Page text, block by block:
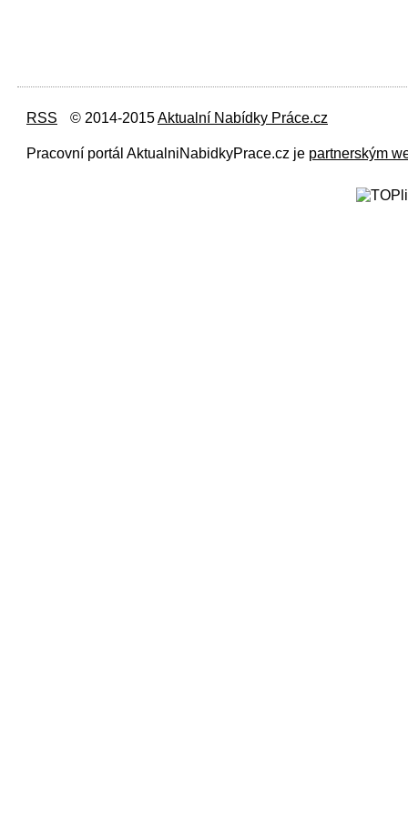
RSS © 2014-2015Aktualní Nabídky Práce.cz
Pracovní portál AktualniNabidkyPrace.cz je partnerským